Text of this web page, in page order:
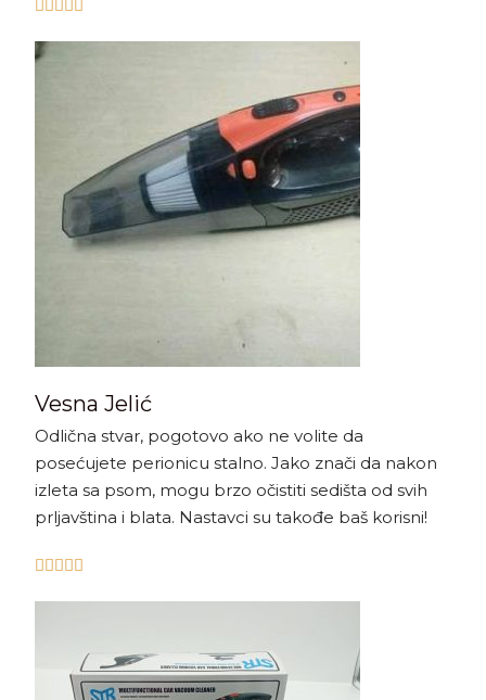
Vesna Jelić
Odlična stvar, pogotovo ako ne volite da
posećujete perionicu stalno. Jako znači da nakon
izleta sa psom, mogu brzo očistiti sedišta od svih
prljavština i blata. Nastavci su takođe baš korisni!
